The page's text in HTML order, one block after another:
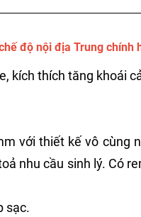
độ nội địa Trung chính
kích thích tăng khoái
với thiết kế vô cùng
nhu cầu sinh lý. Có
sạc.